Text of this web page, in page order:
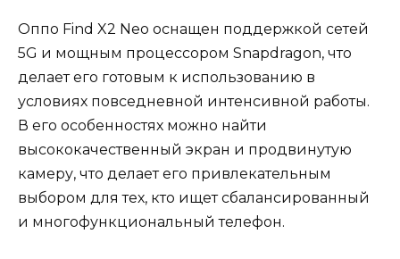
Оппо Find X2 Neo оснащен поддержкой сетей
5G и мощным процессором Snapdragon, что
делает его готовым к использованию в
условиях повседневной интенсивной работы.
В его особенностях можно найти
высококачественный экран и продвинутую
камеру, что делает его привлекательным
выбором для тех, кто ищет сбалансированный
и многофункциональный телефон.